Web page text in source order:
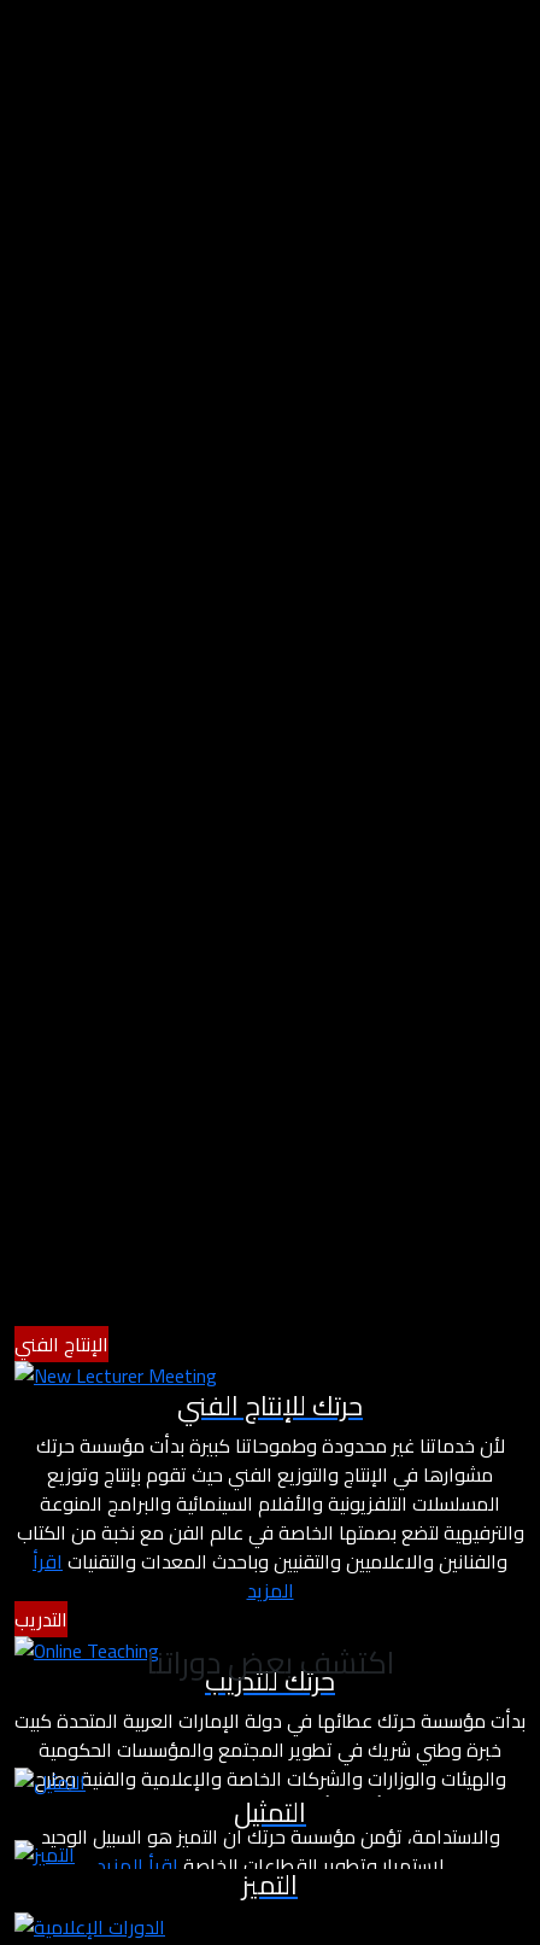
الإنتاج الفني
حرتك للإنتاج الفني
لأن خدماتنا غير محدودة وطموحاتنا كبيرة بدأت مؤسسة حرتك
مشوارها في الإنتاج والتوزيع الفني حيث تقوم بإنتاج وتوزيع
المسلسلات التلفزيونية والأفلام السينمائية والبرامج المنوعة
والترفيهية لتضع بصمتها الخاصة في عالم الفن مع نخبة من الكتاب
والفنانين والاعلاميين والتقنيين وباحدث المعدات والتقنياتاقرأ
المزيد
التدريب
حرتك للتدريب
بدأت مؤسسة حرتك عطائها في دولة الإمارات العربية المتحدة كبيت
خبرة وطني شريك في تطوير المجتمع والمؤسسات الحكومية
والهيئات والوزارات والشركات الخاصة والإعلامية والفنية وطرح
مشاريع درامية وأفلام بأسلوب مختلف يعتمد على معايير التميز
والاستدامة، تؤمن مؤسسة حرتك أن التميز هو السبيل الوحيد
لاستمرار وتطوير القطاعات الخاصة اقرأ المزيد
اكتشف بعض دوراتنا
التمثيل
التميز